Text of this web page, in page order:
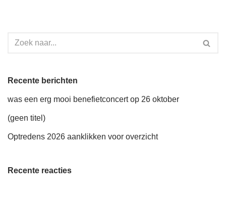
Recente berichten
was een erg mooi benefietconcert op 26 oktober
(geen titel)
Optredens 2026 aanklikken voor overzicht
Recente reacties